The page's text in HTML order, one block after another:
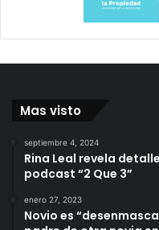
Mas visto
septiembre 4, 2024
Rina Leal revela
podcast “2 Que 3”
enero 27, 2023
Novio es